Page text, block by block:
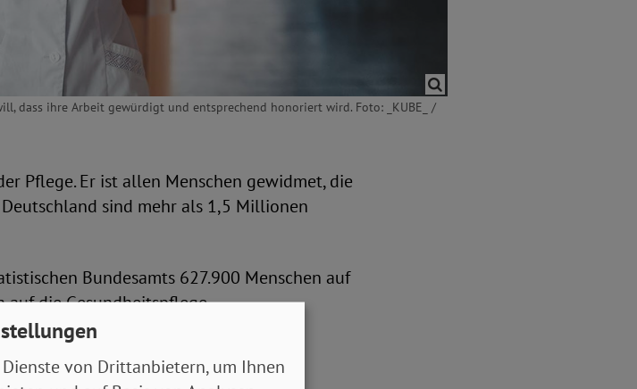
dass ihre Arbeit gewürdigt und entsprechend honoriert wird. Foto: _KUBE_ /
Pflege. Er ist allen Menschen gewidmet, die
sind mehr als 1,5 Millionen
Bundesamts 627.900 Menschen auf
die Gesundheitspflege.
von Drittanbietern, um Ihnen